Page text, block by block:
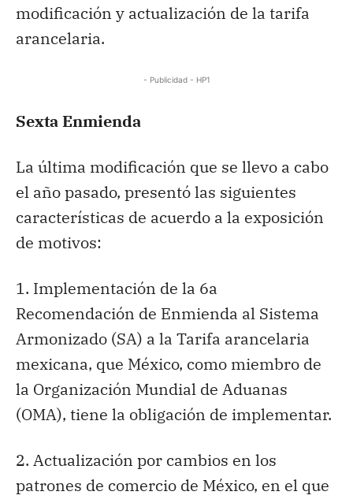
modificación y actualización de la tarifa
arancelaria.
- Publicidad - HP1
Sexta Enmienda
La última modificación que se llevo a cabo
el año pasado, presentó las siguientes
características de acuerdo a la exposición
de motivos:
1. Implementación de la 6a
Recomendación de Enmienda al Sistema
Armonizado (SA) a la Tarifa arancelaria
mexicana, que México, como miembro de
la Organización Mundial de Aduanas
(OMA), tiene la obligación de implementar.
2. Actualización por cambios en los
patrones de comercio de México, en el que